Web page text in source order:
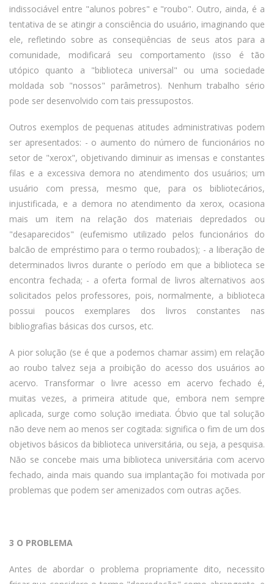
indissociável entre "alunos pobres" e "roubo". Outro, ainda, é a
tentativa de se atingir a consciência do usuário, imaginando que
ele, refletindo sobre as conseqüências de seus atos para a
comunidade, modificará seu comportamento (isso é tão
utópico quanto a "biblioteca universal" ou uma sociedade
moldada sob "nossos" parâmetros). Nenhum trabalho sério
pode ser desenvolvido com tais pressupostos.
Outros exemplos de pequenas atitudes administrativas podem
ser apresentados: - o aumento do número de funcionários no
setor de "xerox", objetivando diminuir as imensas e constantes
filas e a excessiva demora no atendimento dos usuários; um
usuário com pressa, mesmo que, para os bibliotecários,
injustificada, e a demora no atendimento da xerox, ocasiona
mais um item na relação dos materiais depredados ou
"desaparecidos" (eufemismo utilizado pelos funcionários do
balcão de empréstimo para o termo roubados); - a liberação de
determinados livros durante o período em que a biblioteca se
encontra fechada; - a oferta formal de livros alternativos aos
solicitados pelos professores, pois, normalmente, a biblioteca
possui poucos exemplares dos livros constantes nas
bibliografias básicas dos cursos, etc.
A pior solução (se é que a podemos chamar assim) em relação
ao roubo talvez seja a proibição do acesso dos usuários ao
acervo. Transformar o livre acesso em acervo fechado é,
muitas vezes, a primeira atitude que, embora nem sempre
aplicada, surge como solução imediata. Óbvio que tal solução
não deve nem ao menos ser cogitada: significa o fim de um dos
objetivos básicos da biblioteca universitária, ou seja, a pesquisa.
Não se concebe mais uma biblioteca universitária com acervo
fechado, ainda mais quando sua implantação foi motivada por
problemas que podem ser amenizados com outras ações.
3 O PROBLEMA
Antes de abordar o problema propriamente dito, necessito